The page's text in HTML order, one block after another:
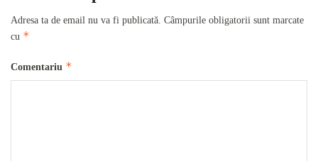
Adresa ta de email nu va fi publicată. Câmpurile obligatorii sunt marcate
cu *
Comentariu *